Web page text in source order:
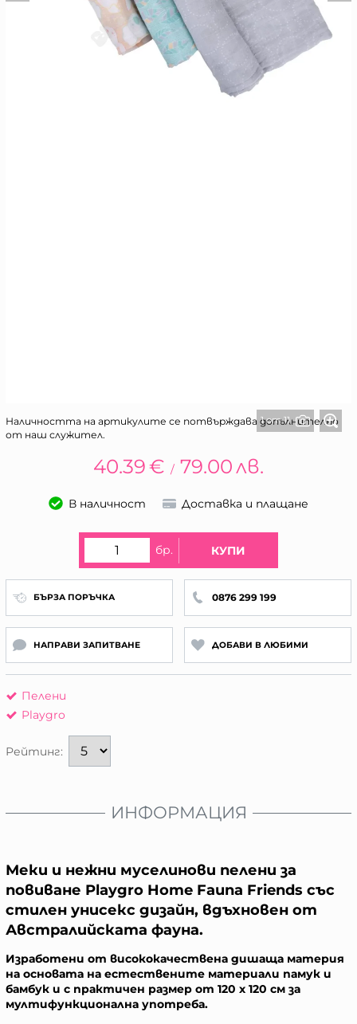
1 от 11
Наличността на артикулите се потвърждава допълнително
от наш служител.
40.39€ / 79.00лв.
В наличност Доставка и плащане
бр. КУПИ
БЪРЗА ПОРЪЧКА 0876 299 199
НАПРАВИ ЗАПИТВАНЕ ДОБАВИ В ЛЮБИМИ
Пелени
Playgro
Рейтинг:
ИНФОРМАЦИЯ
Меки и нежни муселинови пелени за
повиване Playgro Home Fauna Friends със
стилен унисекс дизайн, вдъхновен от
Австралийската фауна.
Изработени от висококачествена дишаща материя
на основата на естествените материали памук и
бамбук и с практичен размер от 120 х 120 см за
мултифункционална употреба.